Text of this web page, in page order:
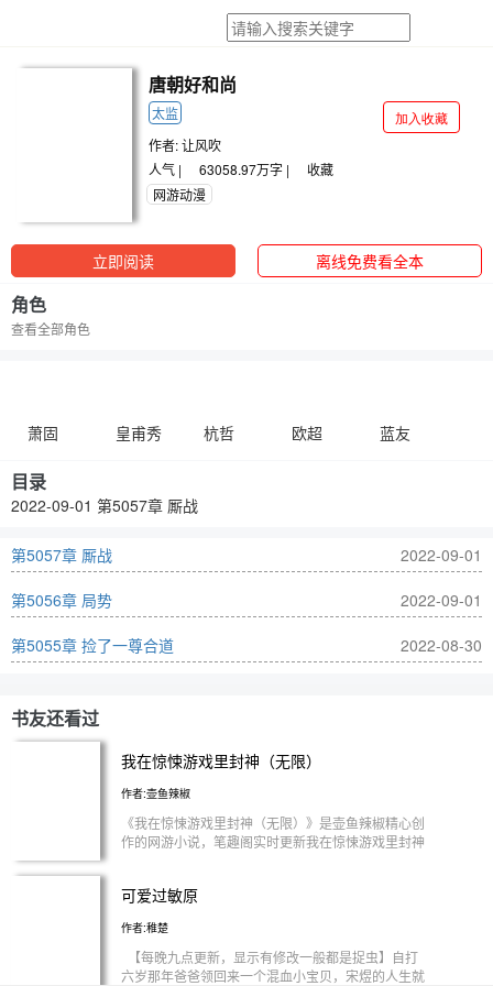
唐朝好和尚
太监
加入收藏
作者:让风吹
人气 |
63058.97万字 |
收藏
网游动漫
立即阅读 离线免费看全本
角色
查看全部角色
萧固 皇甫秀 杭哲 欧超 蓝友
目录
2022-09-01 第5057章 厮战
第5057章 厮战 2022-09-01
第5056章 局势 2022-09-01
第5055章 捡了一尊合道 2022-08-30
书友还看过
我在惊悚游戏里封神（无限）
作者:壶鱼辣椒
《我在惊悚游戏里封神（无限）》是壶鱼辣椒精心创
作的网游小说，笔趣阁实时更新我在惊悚游戏里封神
阁赞同或者支持我在惊悚游戏里封神（无限）读者的
可爱过敏原
作者:稚楚
【每晚九点更新，显示有修改一般都是捉虫】自打
六岁那年爸爸领回来一个混血小宝贝，宋煜的人生就